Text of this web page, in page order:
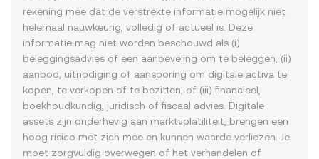
rekening mee dat de verstrekte informatie mogelijk niet
helemaal nauwkeurig, volledig of actueel is. Deze
informatie mag niet worden beschouwd als (i)
beleggingsadvies of een aanbeveling om te beleggen, (ii)
aanbod, uitnodiging of aansporing om digitale activa te
kopen, te verkopen of te bezitten, of (iii) financieel,
boekhoudkundig, juridisch of fiscaal advies. Digitale
assets zijn onderhevig aan marktvolatiliteit, brengen een
hoog risico met zich mee en kunnen waarde verliezen. Je
moet zorgvuldig overwegen of het verhandelen of